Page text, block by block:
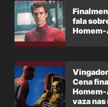
fala
Cena
vaza